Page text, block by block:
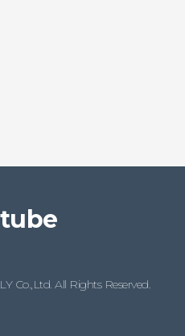
tube
Co.,Ltd. All Rights Reserved.